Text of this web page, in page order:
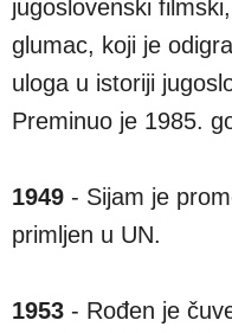
jugoslovenski
glumac, koji je
uloga u istoriji
Preminuo je 1985.
1949 - Sijam je
primljen u UN.
1953 - Rođen je